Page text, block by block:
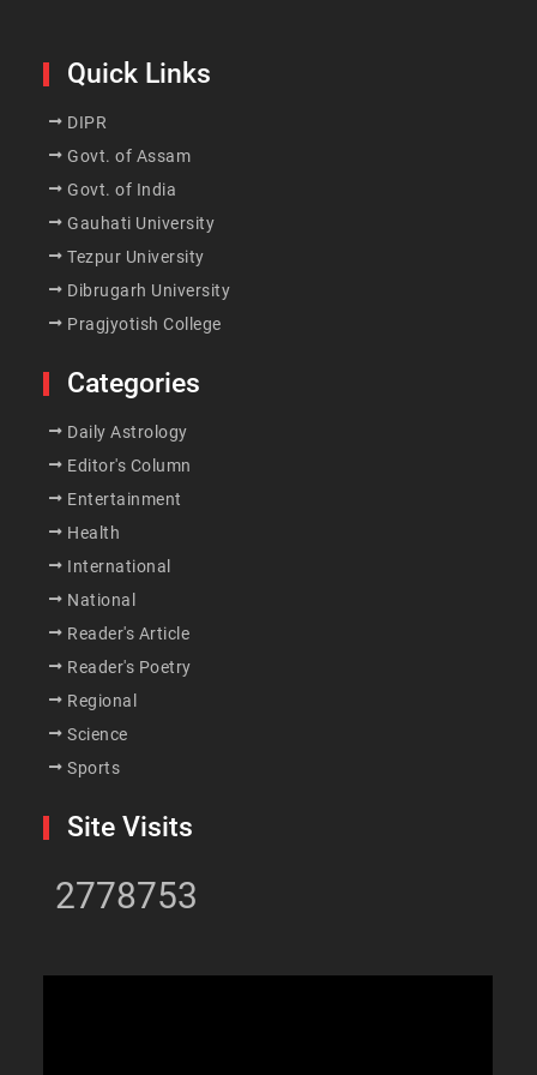
Quick Links
DIPR
Govt. of Assam
Govt. of India
Gauhati University
Tezpur University
Dibrugarh University
Pragjyotish College
Categories
Daily Astrology
Editor's Column
Entertainment
Health
International
National
Reader's Article
Reader's Poetry
Regional
Science
Sports
Site Visits
2778753